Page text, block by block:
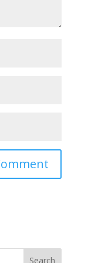
Search